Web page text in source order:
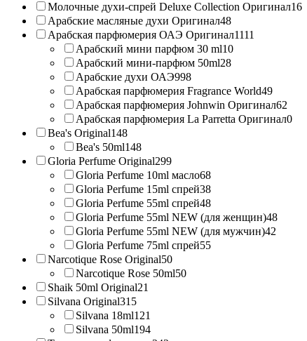
Молочные духи-спрей Deluxe Collection Оригинал16
Арабские масляные духи Оригинал48
Арабская парфюмерия ОАЭ Оригинал1111
Арабский мини парфюм 30 ml10
Арабский мини-парфюм 50ml28
Арабские духи ОАЭ998
Арабская парфюмерия Fragrance World49
Арабская парфюмерия Johnwin Оригинал62
Арабская парфюмерия La Parretta Оригинал0
Bea's Original148
Bea's 50ml148
Gloria Perfume Original299
Gloria Perfume 10ml масло68
Gloria Perfume 15ml спрей38
Gloria Perfume 55ml спрей48
Gloria Perfume 55ml NEW (для женщин)48
Gloria Perfume 55ml NEW (для мужчин)42
Gloria Perfume 75ml спрей55
Narcotique Rose Original50
Narcotique Rose 50ml50
Shaik 50ml Original21
Silvana Original315
Silvana 18ml121
Silvana 50ml194